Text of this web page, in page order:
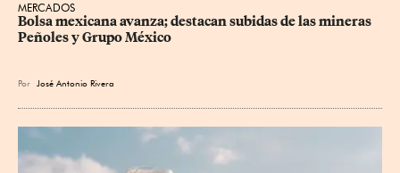
MERCADOS
Bolsa mexicana avanza; destacan subidas de las mineras
Peñoles y Grupo México
Por José Antonio Rivera